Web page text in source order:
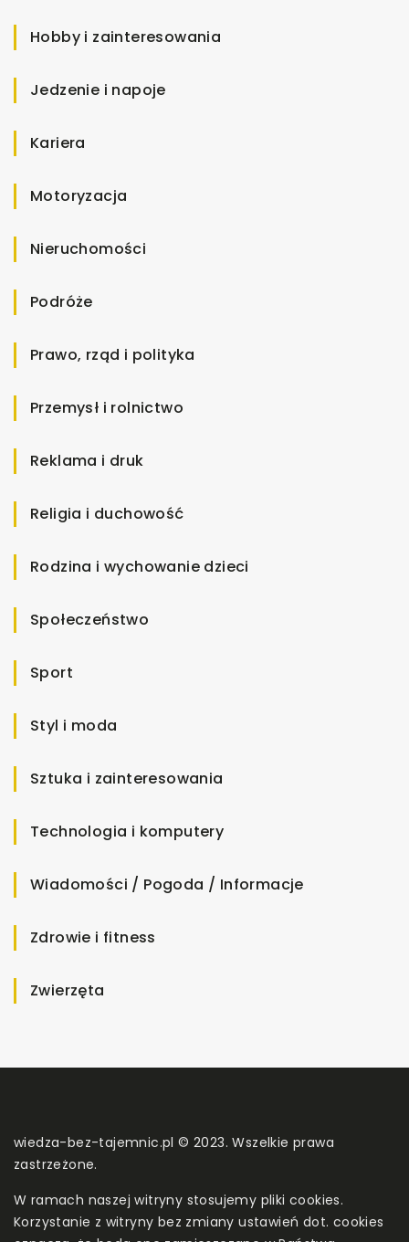
Hobby i zainteresowania
Jedzenie i napoje
Kariera
Motoryzacja
Nieruchomości
Podróże
Prawo, rząd i polityka
Przemysł i rolnictwo
Reklama i druk
Religia i duchowość
Rodzina i wychowanie dzieci
Społeczeństwo
Sport
Styl i moda
Sztuka i zainteresowania
Technologia i komputery
Wiadomości / Pogoda / Informacje
Zdrowie i fitness
Zwierzęta
wiedza-bez-tajemnic.pl © 2023. Wszelkie prawa
zastrzeżone.
W ramach naszej witryny stosujemy pliki cookies.
Korzystanie z witryny bez zmiany ustawień dot. cookies